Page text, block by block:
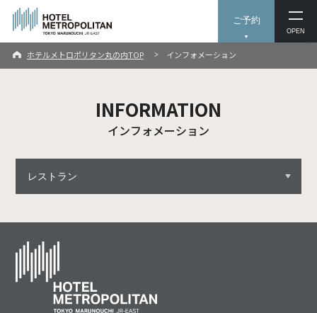
ご予約
OPEN
ホテルメトロポリタン丸の内TOP インフォメーション
INFORMATION
インフォメーション